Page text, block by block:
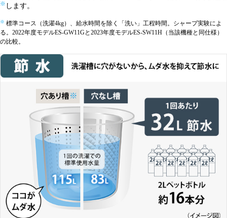
※ します。
※ 標準コース（洗濯4kg）、給水時間を除く「洗い」工程時間。シャープ実験によ
る。2022年度モデルES-GW11Gと2023年度モデルES-SW11H（当該機種と同仕様）
の比較。